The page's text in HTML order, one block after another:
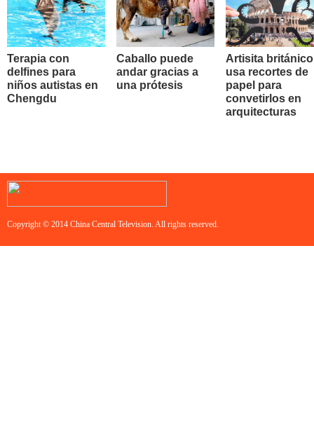
Terapia con
delfines para
niños autistas en
Chengdu
Caballo puede
andar gracias a
una prótesis
Artisita británico
usa recortes de
papel para
convetirlos en
arquitecturas
Copyright © 2014 China Central Television. All rights reserved.